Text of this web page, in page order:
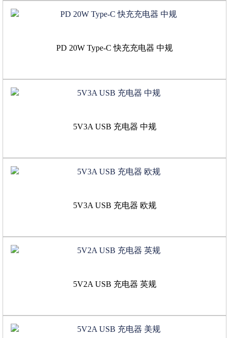
PD 20W Type-C 快充充电器 中规
5V3A USB 充电器 中规
5V3A USB 充电器 欧规
5V2A USB 充电器 英规